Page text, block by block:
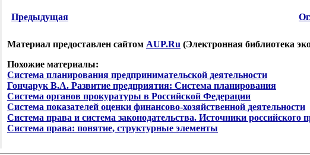
Предыдущая
Материал предоставлен сайтом AUP.Ru (Электронная библиотека
Похожие материалы:
Система планирования предпринимательской деятельности
Гончарук В.А. Развитие предприятия: Система планирования
Система органов прокуратуры в Российской Федерации
Система показателей оценки финансово-хозяйственной деятельности
Система права и система законодательства. Источники
Система права: понятие, структурные элементы